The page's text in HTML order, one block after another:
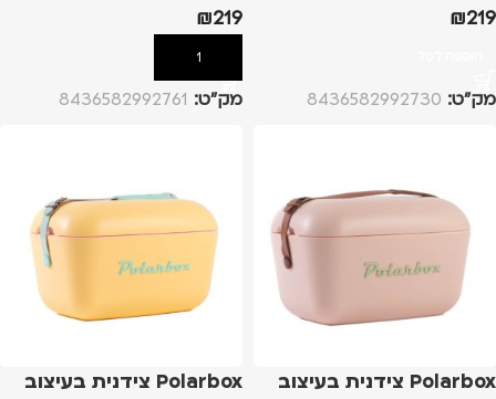
₪219
מק”ט: 8436582992730
₪219
הוספה לסל
מק”ט: 8436582992761
Polarbox צידנית בעיצוב
Polarbox צידנית בעיצוב